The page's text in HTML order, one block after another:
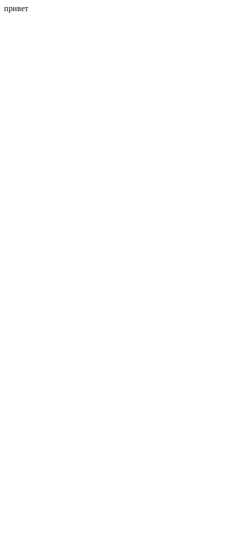
привет